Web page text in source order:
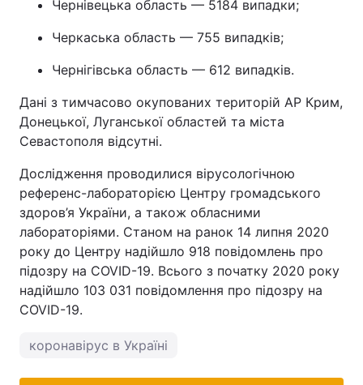
Чернівецька область — 5184 випадки;
Черкаська область — 755 випадків;
Чернігівська область — 612 випадків.
Дані з тимчасово окупованих територій АР Крим,
Донецької, Луганської областей та міста
Севастополя відсутні.
Дослідження проводилися вірусологічною
референс-лабораторією Центру громадського
здоров’я України, а також обласними
лабораторіями. Станом на ранок 14 липня 2020
року до Центру надійшло 918 повідомлень про
підозру на COVID-19. Всього з початку 2020 року
надійшло 103 031 повідомлення про підозру на
COVID-19.
коронавірус в Україні